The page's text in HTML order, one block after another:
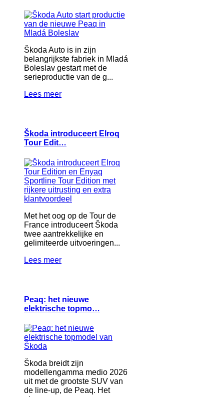
Škoda Auto is in zijn
belangrijkste fabriek in Mladá
Boleslav gestart met de
serieproductie van de g...
Lees meer
Škoda introduceert Elroq
Tour Edit…
Met het oog op de Tour de
France introduceert Škoda
twee aantrekkelijke en
gelimiteerde uitvoeringen...
Lees meer
Peaq: het nieuwe
elektrische topmo…
Škoda breidt zijn
modellengamma medio 2026
uit met de grootste SUV van
de line-up, de Peaq. Het